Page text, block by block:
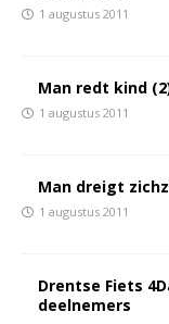
1 augustus 2011
Man redt kind
1 augustus 2011
Man dreigt
1 augustus 2011
Drentse Fiets
deelnemers